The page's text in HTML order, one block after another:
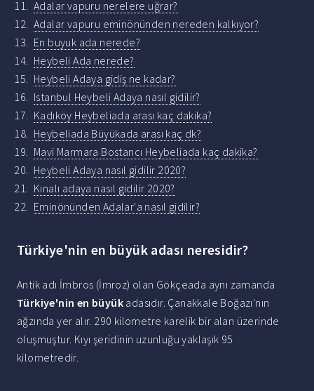
Adalar vapuru nerelere uğrar?
Adalar vapuru eminönünden nereden kalkıyor?
En buyuk ada nerede?
Heybeli Ada nerede?
Heybeli Adaya gidiş ne kadar?
Istanbul Heybeli Adaya nasıl gidilir?
Kadıköy Heybeliada arası kaç dakika?
Heybeliada Büyükada arası kaç dk?
Mavi Marmara Bostancı Heybeliada kaç dakika?
Heybeli Adaya nasıl gidilir 2020?
Kınalı adaya nasıl gidilir 2020?
Eminönünden Adalar'a nasıl gidilir?
Türkiye'nin en büyük adası neresidir?
Antik adı İmbros (İmroz) olan Gökçeada aynı zamanda
Türkiye'nin en büyük adasıdır. Çanakkale Boğazı'nın
ağzında yer alır. 290 kilometre karelik bir alan üzerinde
oluşmuştur. Kıyı şeridinin uzunluğu yaklaşık 95
kilometredir.